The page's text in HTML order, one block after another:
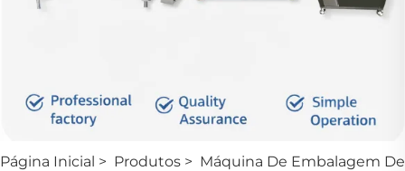
Página Inicial > Produtos > Máquina De Embalagem De